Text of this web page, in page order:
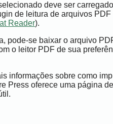
deve ser
de leitura de arquivos
Reader).
pode-se baixar o arquivo
o leitor PDF de sua
informações sobre como
Press oferece uma página